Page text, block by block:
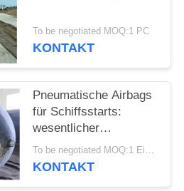
To be negotiated MOQ:1 PC
KONTAKT
Pneumatische Airbags
für Schiffsstarts:
wesentlicher
Bestandteil für
Schiffsstarts und
To be negotiated MOQ:1 Einheit
KONTAKT